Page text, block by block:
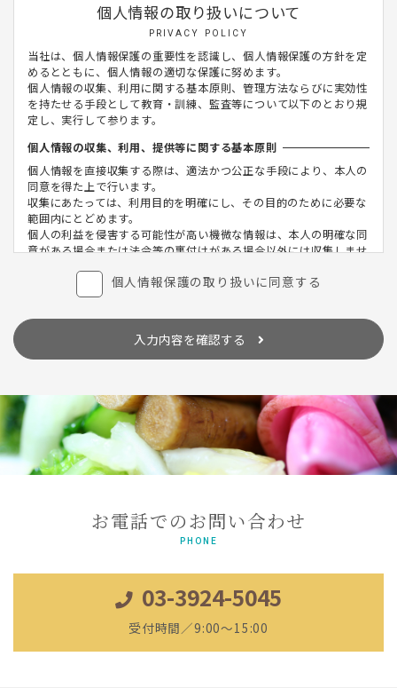
個人情報の取り扱いについて
PRIVACY POLICY
当社は、個人情報保護の重要性を認識し、個人情報保護の方針を定
めるとともに、個人情報の適切な保護に努めます。
個人情報の収集、利用に関する基本原則、管理方法ならびに実効性
を持たせる手段として教育・訓練、監査等について以下のとおり規
定し、実行して参ります。
個人情報の収集、利用、提供等に関する基本原則
個人情報を直接収集する際は、適法かつ公正な手段により、本人の
同意を得た上で行います。
収集にあたっては、利用目的を明確にし、その目的のために必要な
範囲内にとどめます。
個人の利益を侵害する可能性が高い機微な情報は、本人の明確な同
意がある場合または法令等の裏付けがある場合以外には収集しませ
当社が個人情報の処理を伴う業務を外部から受託する場合や外部へ
委託する場合は、個人情報に関する秘密の保持、再委託に関する事
について定め、それに従います。
個人情報は、本人の同意を得た範囲内で利用、提供します。
当社が直接収集または外部から業務を受託する際に入手した個人情
報は、正確な状態に保ち、不正アクセス、紛失・破壊・改ざんおよ
び漏洩等を防止するための措置を講じます。
個人情報の処理を伴う業務を外部から受託する場合は、委託者が個
人情報を入手した際、本人の同意を得た上で、適法かつ公正な手段
によって収集したものであることを確認します。
当社は、個人情報の保護に関係する日本の法令及びその他の規範を
遵守し、本方針の継続的改善に努めます。
本人からのお問い合わせ
本人からの個人情報の取扱いに関するお問い合わせには、妥当な範
囲において、すみやかな対応に努めます。 このページの内容に関す
るご質問及びお客様がご自身の個人情報についてご確認されたい場
個人情報保護の取り扱いに同意する
入力内容を確認する
お電話でのお問い合わせ
PHONE
03-3924-5045
受付時間／9:00～15:00